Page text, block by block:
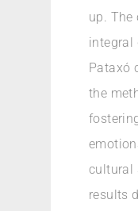
up. The
integral
Pataxó
the
cultural
results